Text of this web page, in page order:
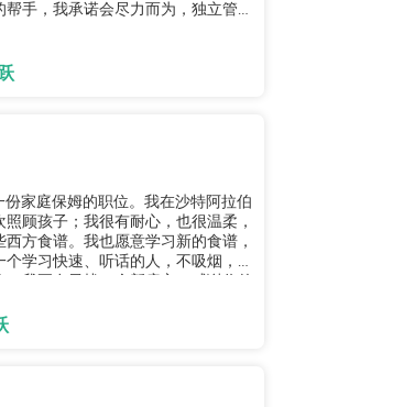
手，我承诺会尽力而为，独立管理
家庭保姆的职位。我在沙特阿拉伯
顾孩子；我很有耐心，也很温柔，
方食谱。我也愿意学习新的食谱，
学习快速、听话的人，不吸烟，也